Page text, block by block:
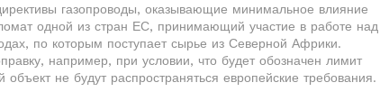
газопроводы, оказывающие минимальное влияние
одной из стран ЕС, принимающий участие в работе над
по которым поступает сырье из Северной Африки.
например, при условии, что будет обозначен лимит
не будут распространяться европейские требования.